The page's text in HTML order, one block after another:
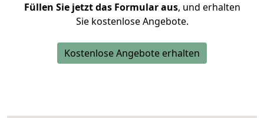
Füllen Sie jetzt das Formular aus, und erhalten
Sie kostenlose Angebote.
Kostenlose Angebote erhalten